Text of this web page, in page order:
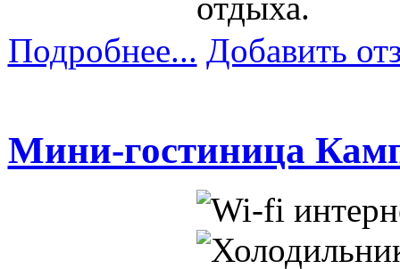
Подробнее... Добавить
Мини-гостиница